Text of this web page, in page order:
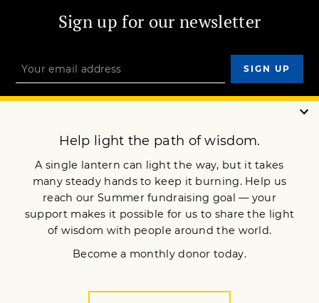
Sign up for our newsletter
DONATE
JOIN NOW